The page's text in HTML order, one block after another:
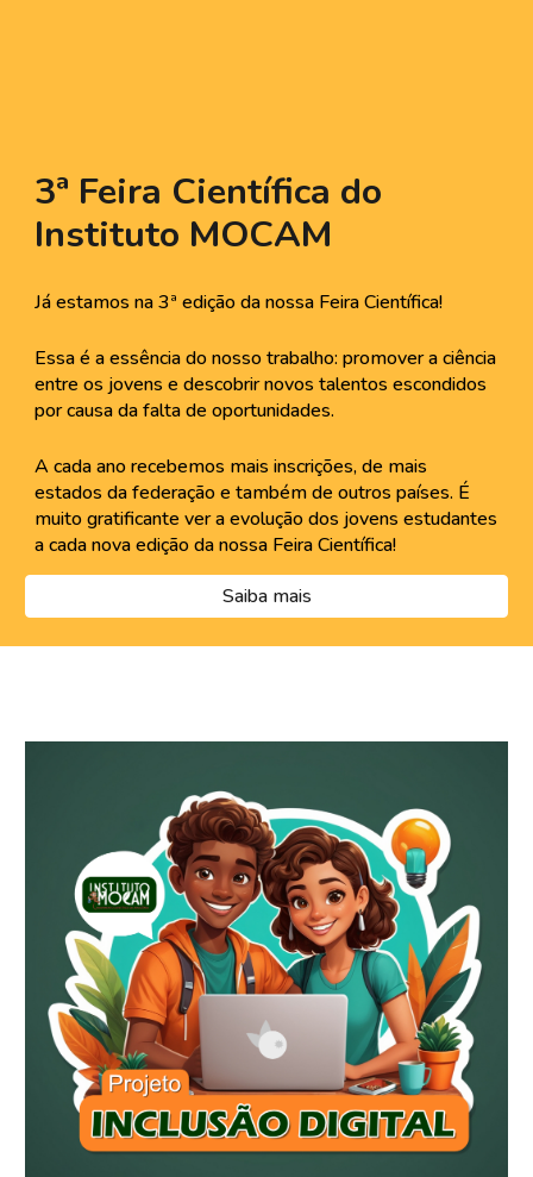
3ª Feira Científica do
Instituto MOCAM
Já estamos na 3ª edição da nossa Feira Científica!
Essa é a essência do nosso trabalho: promover a ciência
entre os jovens e descobrir novos talentos escondidos
por causa da falta de oportunidades.
A cada ano recebemos mais inscrições, de mais
estados da federação e também de outros países. É
muito gratificante ver a evolução dos jovens estudantes
a cada nova edição da nossa Feira Científica!
Saiba mais